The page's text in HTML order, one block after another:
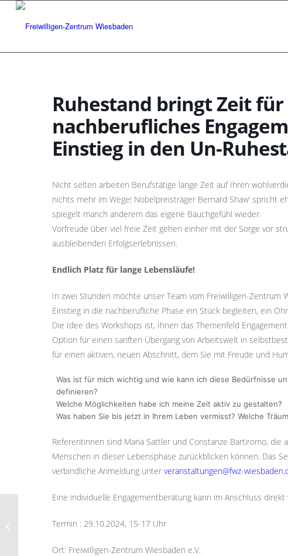
Ruhestand bringt Zeit für
nachberufliches
Einstieg in den Un-
Nicht selten arbeiten Berufstätige lange Zeit auf Ihren
nichts mehr im Wege! Nobelpreisträger Bernard Shaw‘ spricht
spiegelt manch anderem das eigene Bauchgefühl wieder.
Vorfreude über viel freie Zeit gehen einher mit der Sorge vor
ausbleibenden Erfolgserlebnissen.
Endlich Platz für lange Lebensläufe!
In zwei Stunden möchte unser Team vom Freiwilligen-Zentrum
Einstieg in die nachberufliche Phase ein Stück begleiten, ein
Die Idee des Workshops ist, Ihnen das Themenfeld
Option für einen sanften Übergang von Arbeitswelt in
für einen aktiven, neuen Abschnitt, dem Sie mit Freude und
Was ist für mich wichtig und wie kann ich diese Bedürfnisse
definieren?
Welche Möglichkeiten habe ich meine Zeit aktiv zu gestalten?
Was haben Sie bis jetzt in Ihrem Leben vermisst? Welche
Referentinnen sind Maria Sattler und Constanze Bartiromo, die
Menschen in dieser Lebensphase zurückblicken können. Das
verbindliche Anmeldung unter veranstaltungen@fwz-
Eine individuelle Engagementberatung kann im Anschluss
Termin : 29.10.2024, 15-17 Uhr
Ort: Freiwilligen-Zentrum Wiesbaden e.V.
: Ehrenamtliche
Online-Kommunikatio...